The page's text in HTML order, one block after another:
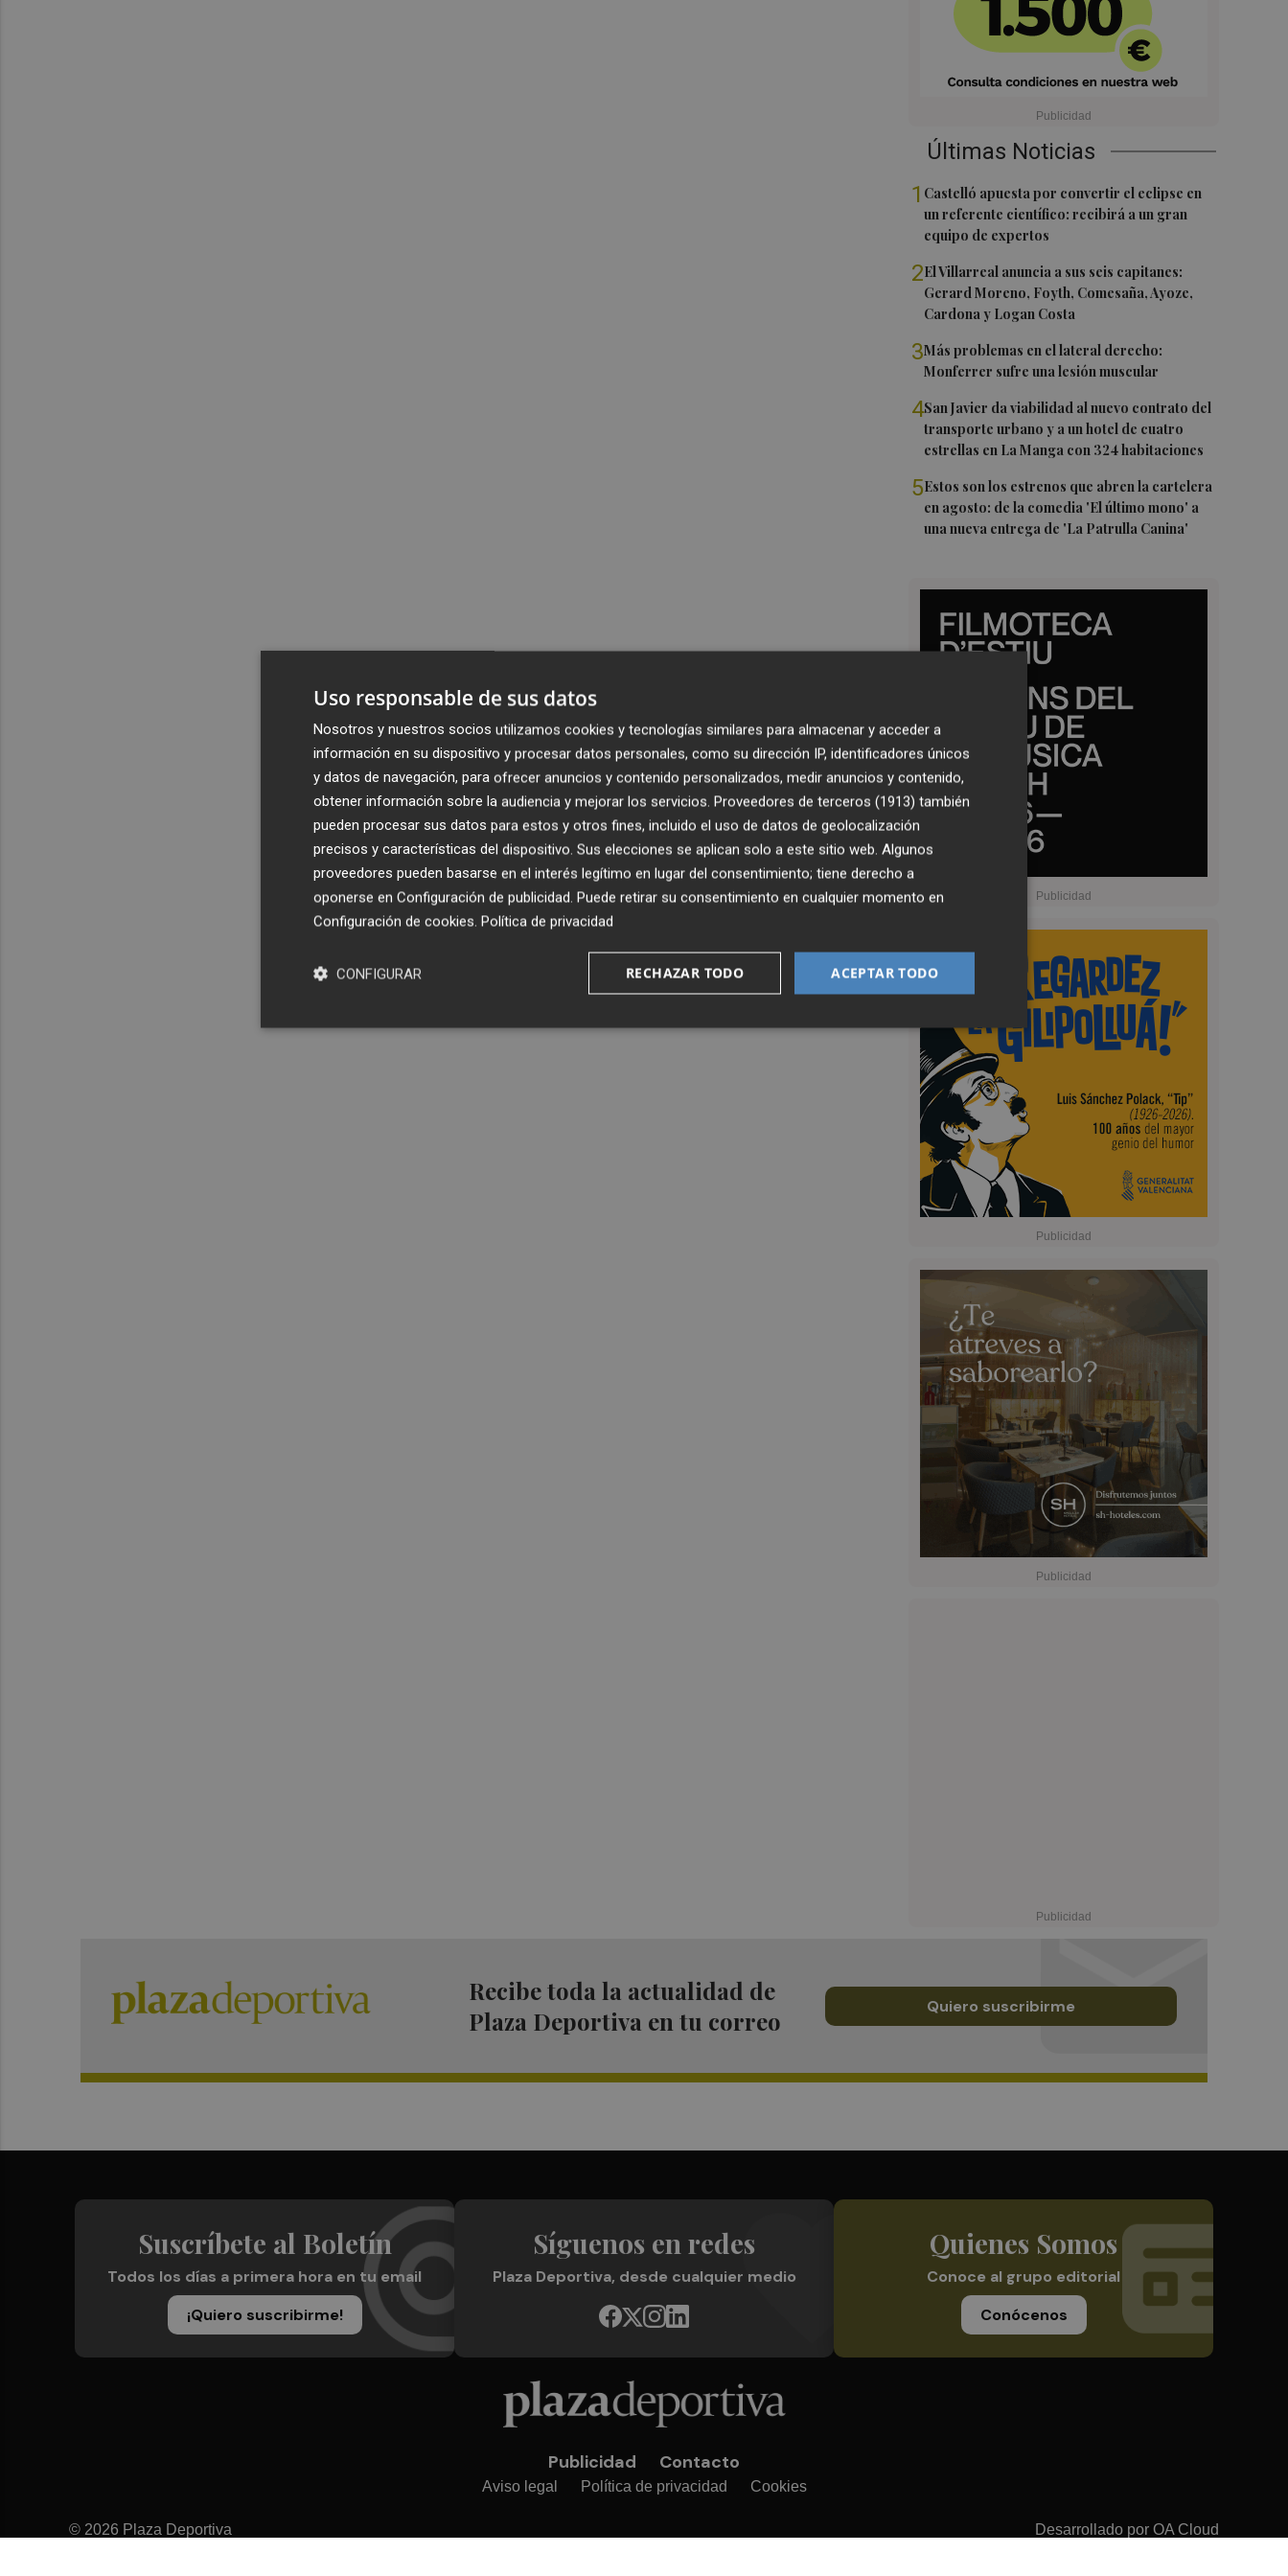
Últimas Noticias
1 Castelló apuesta por convertir el eclipse en
un referente científico: recibirá a un gran
equipo de expertos
2El Villarreal anuncia a sus seis capitanes:
Gerard Moreno, Foyth, Comesaña, Ayoze,
Cardona y Logan Costa
3Más problemas en el lateral derecho:
Monferrer sufre una lesión muscular
4San Javier da viabilidad al nuevo contrato del
transporte urbano y a un hotel de cuatro
estrellas en La Manga con 324 habitaciones
5Estos son los estrenos que abren la cartelera
en agosto: de la comedia 'El último mono' a
una nueva entrega de 'La Patrulla Canina'
Recibe toda la actualidad de
Plaza Deportiva en tu correo
Quiero suscribirme
Suscríbete al Boletín
Todos los días a primera hora en tu email
¡Quiero suscribirme!
Síguenos en redes
Plaza Deportiva, desde cualquier medio
Quienes Somos
Conoce al grupo editorial
Conócenos
Publicidad Contacto
Aviso legal Política de privacidad Cookies
© 2026 Plaza Deportiva Desarrollado por OA Cloud
Uso responsable de sus datos
Nosotros y nuestros socios utilizamos cookies y tecnologías similares para almacenar y acceder a
información en su dispositivo y procesar datos personales, como su dirección IP, identificadores únicos
y datos de navegación, para ofrecer anuncios y contenido personalizados, medir anuncios y contenido,
obtener información sobre la audiencia y mejorar los servicios. Proveedores de terceros (1913) también
pueden procesar sus datos para estos y otros fines, incluido el uso de datos de geolocalización
precisos y características del dispositivo. Sus elecciones se aplican solo a este sitio web. Algunos
proveedores pueden basarse en el interés legítimo en lugar del consentimiento; tiene derecho a
oponerse en Configuración de publicidad. Puede retirar su consentimiento en cualquier momento en
Configuración de cookies. Política de privacidad
ACEPTAR TODO
RECHAZAR TODO
CONFIGURAR